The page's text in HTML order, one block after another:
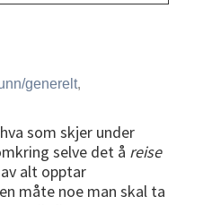
generelt,
som skjer under
selve det å reise
alt opptar
måte noe man skal ta